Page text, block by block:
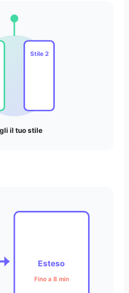
Stile 2
il tuo stile
Esteso
Fino a 8 min